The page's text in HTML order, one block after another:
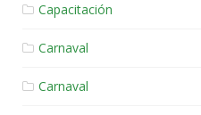
Capacitación
Carnaval
Carnaval